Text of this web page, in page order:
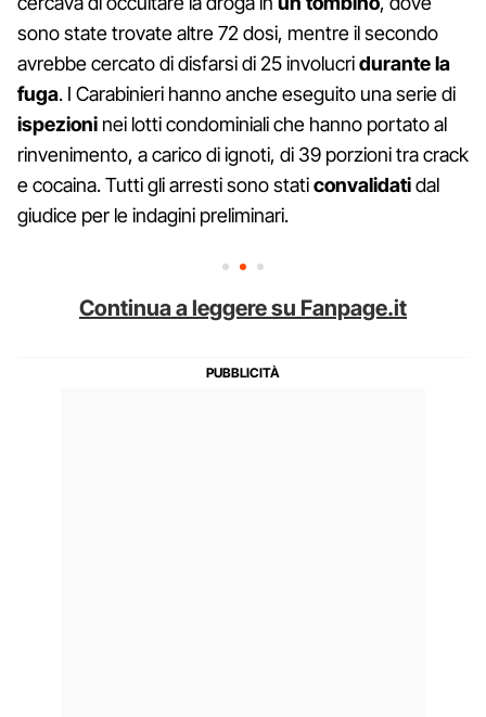
sono state trovate altre 72 dosi, mentre il secondo
avrebbe cercato di disfarsi di 25 involucridurante la
fuga. I Carabinieri hanno anche eseguito una serie di
ispezioni nei lotti condominiali che hanno portato al
rinvenimento, a carico di ignoti, di 39 porzioni tra crack
e cocaina. Tutti gli arresti sono staticonvalidatidal
giudice per le indagini preliminari.
Continua a leggere su Fanpage.it